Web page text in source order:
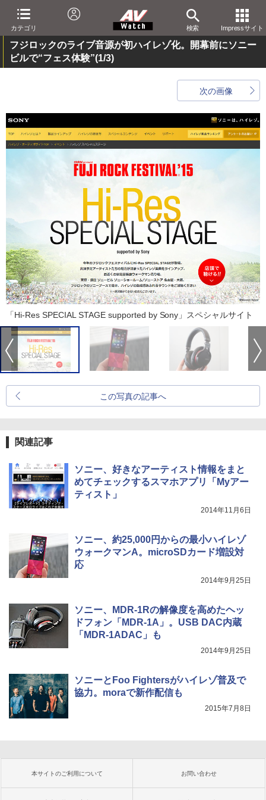
カテゴリ 検索 Impressサイト
フジロックのライブ音源が初ハイレゾ化。開幕前にソニー
ビルで“フェス体験”(1/3)
次の画像
「Hi-Res SPECIAL STAGE supported by Sony」スペシャルサイト
この写真の記事へ
関連記事
ソニー、好きなアーティスト情報をまと
めてチェックするスマホアプリ「Myアー
ティスト」
2014年11月6日
ソニー、約25,000円からの最小ハイレゾ
ウォークマンA。microSDカード増設対
応
2014年9月25日
ソニー、MDR-1Rの解像度を高めたヘッ
ドフォン「MDR-1A」。USB DAC内蔵
「MDR-1ADAC」も
2014年9月25日
ソニーとFoo Fightersがハイレゾ普及で
協力。moraで新作配信も
2015年7月8日
本サイトのご利用について お問い合わせ